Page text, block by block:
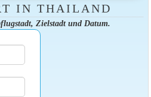
IN THAILAND
Zielstadt und Datum.